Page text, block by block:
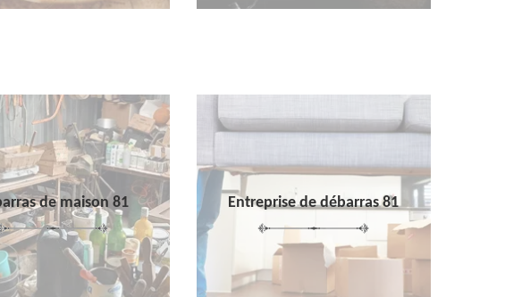
de maison 81 Entreprise de débarras 81